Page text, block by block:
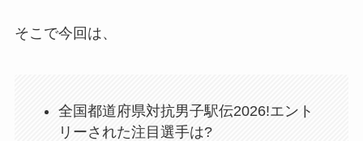
そこで今回は、
全国都道府県対抗男子駅伝2026!エント
リーされた注目選手は?